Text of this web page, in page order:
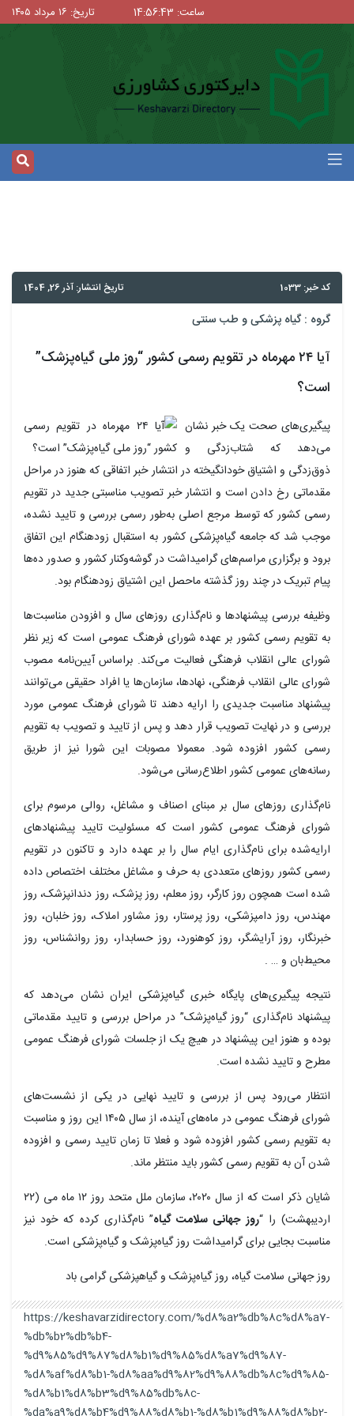
ساعت: 14:56:43 تاریخ: ۱۶ مرداد ۱۴۰۵
کد خبر: 1033 تاریخ انتشار: آذر 26, 1404
گروه :گیاه پزشکی و طب سنتی
آیا ۲۴ مهرماه در تقویم رسمی کشور “روز ملی گیاه‌پزشک”
است؟
پیگیری‌های صحت یک خبر نشان
می‌دهد که شتاب‌زدگی و
ذوق‌زدگی و اشتیاق خودانگیخته در انتشار خبر اتفاقی که هنوز در مراحل
مقدماتی رخ دادن است و انتشار خبر تصویب مناسبتی جدید در تقویم
رسمی کشور که توسط مرجع اصلی به‌طور رسمی بررسی و تایید نشده،
موجب شد که جامعه گیاه‌پزشکی کشور به استقبال زودهنگام این اتفاق
برود و برگزاری مراسم‌های گرامیداشت‌ در گوشه‌وکنار کشور و صدور ده‌ها
پیام تبریک در چند روز گذشته ماحصل این اشتیاق زودهنگام بود.
وظیفه بررسی پیشنهادها و نام‌گذاری روزهای سال و افزودن مناسبت‌ها
به تقویم رسمی کشور بر عهده شورای فرهنگ عمومی است که زیر نظر
شورای عالی انقلاب فرهنگی فعالیت می‌کند. براساس آیین‌نامه مصوب
شورای عالی انقلاب فرهنگی، نهادها، سازمان‌ها یا افراد حقیقی می‌توانند
پیشنهاد مناسبت جدیدی را ارایه دهند تا شورای فرهنگ عمومی مورد
بررسی و در نهایت تصویب قرار دهد و پس از تایید و تصویب به تقویم
رسمی کشور افزوده شود. معمولا مصوبات این شورا نیز از طریق
رسانه‌های عمومی کشور اطلاع‌رسانی می‌شود.
نام‌گذاری روزهای سال بر مبنای اصناف و مشاغل، روالی مرسوم برای
شورای فرهنگ عمومی کشور است که مسئولیت تایید پیشنهادهای
ارایه‌شده برای نام‌گذاری ایام سال را بر عهده دارد و تاکنون در تقویم
رسمی کشور روزهای متعددی به حرف و مشاغل مختلف اختصاص داده
شده است همچون روز کارگر، روز معلم، روز پزشک، روز دندانپزشک، روز
مهندس، روز دامپزشکی، روز پرستار، روز مشاور املاک، روز خلبان، روز
خبرنگار، روز آرایشگر، روز کوهنورد، روز حسابدار، روز روانشناس، روز
محیط‌بان و … .
نتیجه پیگیری‌های پایگاه خبری گیاه‌پزشکی ایران نشان می‌دهد که
پیشنهاد نام‌گذاری “روز گیاه‌پزشک” در مراحل بررسی و تایید مقدماتی
بوده و هنوز این پیشنهاد در هیچ یک از جلسات شورای فرهنگ عمومی
مطرح و تایید نشده است.
انتظار می‌رود پس از بررسی و تایید نهایی در یکی از نشست‌های
شورای فرهنگ عمومی در ماه‌های آینده، از سال ۱۴۰۵ این روز و مناسبت
به تقویم رسمی کشور افزوده شود و فعلا تا زمان تایید رسمی و افزوده
شدن آن به تقویم رسمی کشور باید منتظر ماند.
شایان ذکر است که از سال ۲۰۲۰، سازمان ملل متحد روز ۱۲ ماه می (۲۲
اردیبهشت) را “روز جهانی سلامت گیاه” نام‌گذاری کرده که خود نیز
مناسبت بجایی برای گرامیداشت روز گیاه‌پزشک و گیاه‌پزشکی است.
روز جهانی سلامت گیاه، روز گیاه‌پزشک و گیاهپزشکی گرامی باد
https://keshavarzidirectory.com/%d8%a2%db%8c%d8%a7-
%db%b2%db%b4-
%d9%85%d9%87%d8%b1%d9%85%d8%a7%d9%87-
%d8%af%d8%b1-%d8%aa%d9%82%d9%88%db%8c%d9%85-
%d8%b1%d8%b3%d9%85%db%8c-